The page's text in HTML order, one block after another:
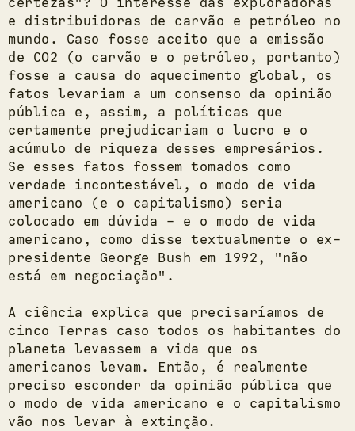
e distribuidoras de carvão e petróleo no
mundo. Caso fosse aceito que a emissão
de CO2 (o carvão e o petróleo, portanto)
fosse a causa do aquecimento global, os
fatos levariam a um consenso da opinião
pública e, assim, a políticas que
certamente prejudicariam o lucro e o
acúmulo de riqueza desses empresários.
Se esses fatos fossem tomados como
verdade incontestável, o modo de vida
americano (e o capitalismo) seria
colocado em dúvida - e o modo de vida
americano, como disse textualmente o ex-
presidente George Bush em 1992, "não
está em negociação".
A ciência explica que precisaríamos de
cinco Terras caso todos os habitantes do
planeta levassem a vida que os
americanos levam. Então, é realmente
preciso esconder da opinião pública que
o modo de vida americano e o capitalismo
vão nos levar à extinção.